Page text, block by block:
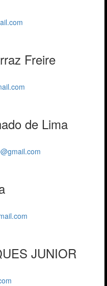
Freire
de Lima
JUNIOR